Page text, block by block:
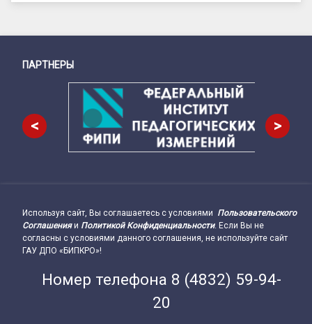
Снизу
ПАРТНЕРЫ
< >
Подвал сайта → влево
Используя сайт, Вы соглашаетесь с условиями Пользовательского
Соглашенияи Политикой Конфиденциальности. Если Вы не
согласны с условиями данного соглашения, не используйте сайт
ГАУ ДПО «БИПКРО»!
Номер телефона 8 (4832) 59-94-
20